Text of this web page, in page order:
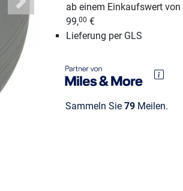
Next
ab einem Einkaufswert von
99,00 €
Lieferung per GLS
Sammeln Sie 79Meilen.